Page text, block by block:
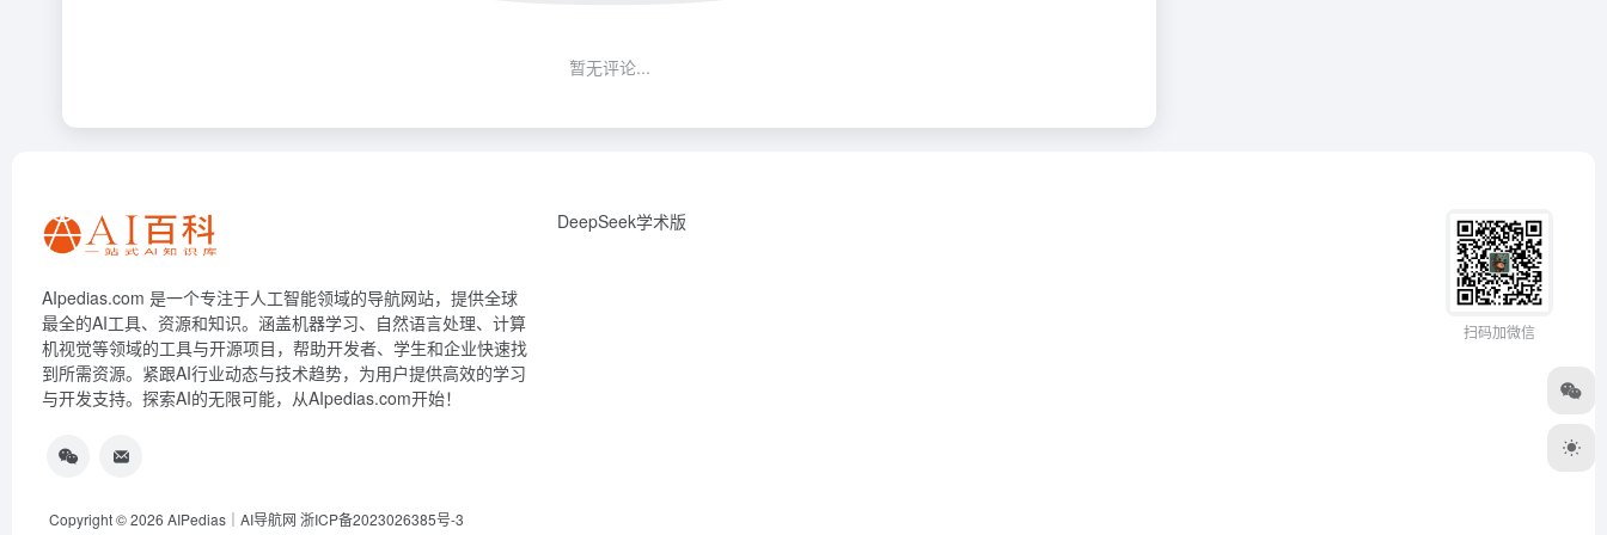
暂无评论...
AIpedias.com 是一个专注于人工智能领域的导航网站，提供全球
最全的AI工具、资源和知识。涵盖机器学习、自然语言处理、计算
机视觉等领域的工具与开源项目，帮助开发者、学生和企业快速找
到所需资源。紧跟AI行业动态与技术趋势，为用户提供高效的学习
与开发支持。探索AI的无限可能，从AIpedias.com开始！
DeepSeek学术版
扫码加微信
Copyright © 2026 AIPedias｜AI导航网 浙ICP备2023026385号-3